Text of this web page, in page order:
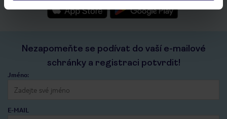
Nezapomeňte se podívat do vaší e-mailové
schránky a registraci potvrdit!
Jméno:
E-MAIL